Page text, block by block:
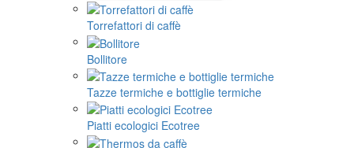
Torrefattori di caffè
Bollitore
Tazze termiche e bottiglie termiche
Piatti ecologici Ecotree